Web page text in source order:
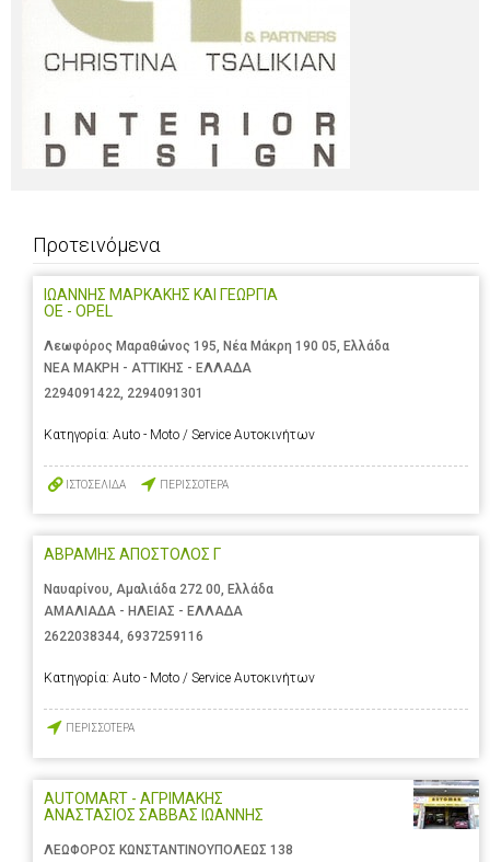
Προτεινόμενα
ΙΩΑΝΝΗΣ ΜΑΡΚΑΚΗΣ ΚΑΙ ΓΕΩΡΓΙΑ
ΟΕ - OPEL
Λεωφόρος Μαραθώνος 195, Νέα Μάκρη 190 05, Ελλάδα
ΝΕΑ ΜΑΚΡΗ - ΑΤΤΙΚΗΣ - ΕΛΛΑΔΑ
2294091422, 2294091301
Κατηγορία: Auto - Moto / Service Αυτοκινήτων
ΙΣΤΟΣΕΛΙΔΑ ΠΕΡΙΣΣΟΤΕΡΑ
ΑΒΡΑΜΗΣ ΑΠΟΣΤΟΛΟΣ Γ
Ναυαρίνου, Αμαλιάδα 272 00, Ελλάδα
ΑΜΑΛΙΑΔΑ - ΗΛΕΙΑΣ - ΕΛΛΑΔΑ
2622038344, 6937259116
Κατηγορία: Auto - Moto / Service Αυτοκινήτων
ΠΕΡΙΣΣΟΤΕΡΑ
AUTOMART - ΑΓΡΙΜΑΚΗΣ
ΑΝΑΣΤΑΣΙΟΣ ΣΑΒΒΑΣ ΙΩΑΝΝΗΣ
ΛΕΩΦΟΡΟΣ ΚΩΝΣΤΑΝΤΙΝΟΥΠΟΛΕΩΣ 138